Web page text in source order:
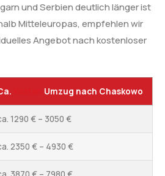
und Serbien deutlich länger ist
Mitteleuropas, empfehlen wir
Angebot nach kostenloser
Umzug nach Chaskowo
1290 € – 3050 €
2350 € – 4930 €